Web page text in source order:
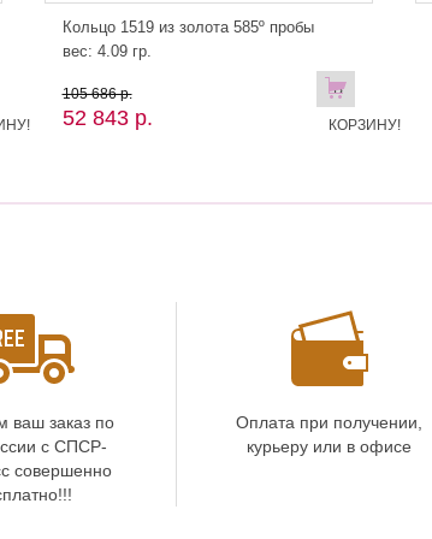
Кольцо 1519 из золота 585º пробы
вес: 4.09 гр.
105 686 р.
52 843 р.
В
КОРЗИНУ!
ваш заказ по
с СПСР-
совершенно
Оплата при получении,
курьеру или в офисе